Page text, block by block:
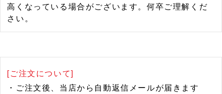
高くなっている場合がございます。何卒ご理解くだ
さい。
[ご注文について]
・ご注文後、当店から自動返信メールが届きます